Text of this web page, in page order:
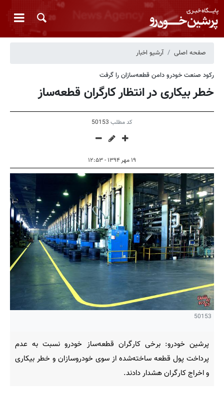
صفحه اصلی آرشیو اخبار
رکود صنعت خودرو دامن قطعه‌سازان را گرفت
خطر بیکاری در انتظار کارگران قطعه‌ساز
کد مطلب 50153
۱۹ مهر ۱۳۹۴ - ۱۲:۵۳
50153
پرشین خودرو: برخی کارگران قطعه‌ساز خودرو نسبت به عدم
پرداخت پول قطعه ساخته‌شده از سوی خودروسازان و خطر بیکاری
و اخراج کارگران هشدار دادند.